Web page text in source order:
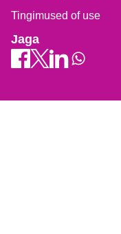
Tingimused of use
Jaga